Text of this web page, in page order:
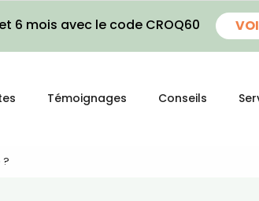
6 mois avec le code CROQ60
Témoignages Conseils
?